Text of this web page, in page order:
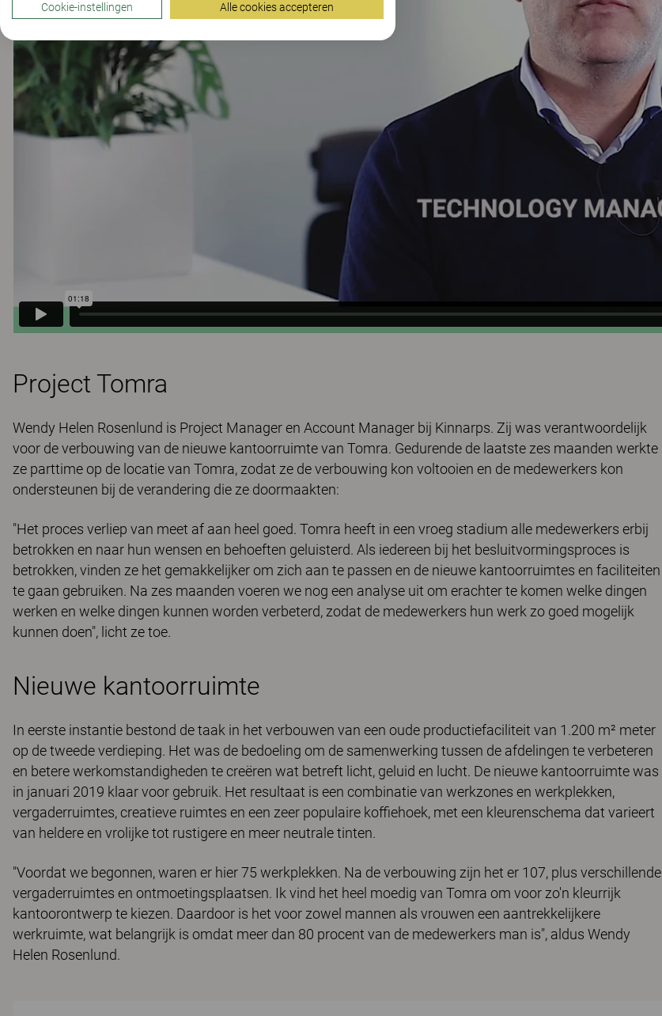
Project Tomra
Wendy Helen Rosenlund is Project Manager en Account Manager bij Kinnarps. Zij was verantwoordelijk
voor de verbouwing van de nieuwe kantoorruimte van Tomra. Gedurende de laatste zes maanden werkte
ze parttime op de locatie van Tomra, zodat ze de verbouwing kon voltooien en de medewerkers kon
ondersteunen bij de verandering die ze doormaakten:
"Het proces verliep van meet af aan heel goed. Tomra heeft in een vroeg stadium alle medewerkers erbij
betrokken en naar hun wensen en behoeften geluisterd. Als iedereen bij het besluitvormingsproces is
betrokken, vinden ze het gemakkelijker om zich aan te passen en de nieuwe kantoorruimtes en faciliteiten
te gaan gebruiken. Na zes maanden voeren we nog een analyse uit om erachter te komen welke dingen
werken en welke dingen kunnen worden verbeterd, zodat de medewerkers hun werk zo goed mogelijk
kunnen doen", licht ze toe.
Nieuwe kantoorruimte
In eerste instantie bestond de taak in het verbouwen van een oude productiefaciliteit van 1.200 m² meter
op de tweede verdieping. Het was de bedoeling om de samenwerking tussen de afdelingen te verbeteren
en betere werkomstandigheden te creëren wat betreft licht, geluid en lucht. De nieuwe kantoorruimte was
in januari 2019 klaar voor gebruik. Het resultaat is een combinatie van werkzones en werkplekken,
vergaderruimtes, creatieve ruimtes en een zeer populaire koffiehoek, met een kleurenschema dat varieert
van heldere en vrolijke tot rustigere en meer neutrale tinten.
"Voordat we begonnen, waren er hier 75 werkplekken. Na de verbouwing zijn het er 107, plus verschillende
vergaderruimtes en ontmoetingsplaatsen. Ik vind het heel moedig van Tomra om voor zo'n kleurrijk
kantoorontwerp te kiezen. Daardoor is het voor zowel mannen als vrouwen een aantrekkelijkere
werkruimte, wat belangrijk is omdat meer dan 80 procent van de medewerkers man is", aldus Wendy
Helen Rosenlund.
Cookie-instellingen Alle cookies accepteren